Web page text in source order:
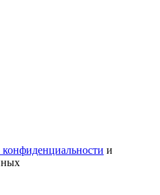
и